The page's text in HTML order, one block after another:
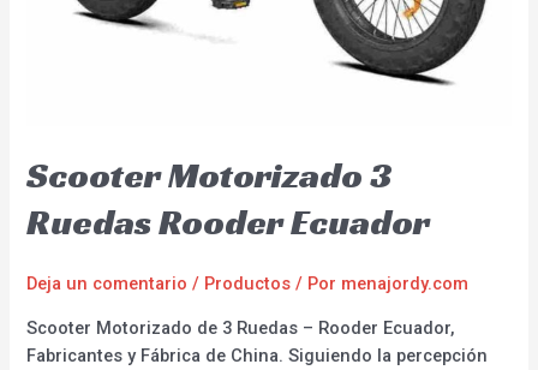
Scooter Motorizado 3
Ruedas Rooder Ecuador
Deja un comentario / Productos / Por menajordy.com
Scooter Motorizado de 3 Ruedas – Rooder Ecuador,
Fabricantes y Fábrica de China. Siguiendo la percepción